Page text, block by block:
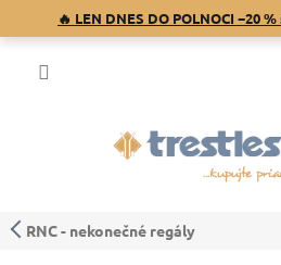
🔥 LEN DNES DO POLNOCI −20
RNC - nekonečné regály